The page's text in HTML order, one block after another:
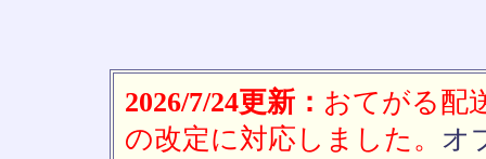
2026/7/24更新： おてがる配
の改定に対応しました。 オ